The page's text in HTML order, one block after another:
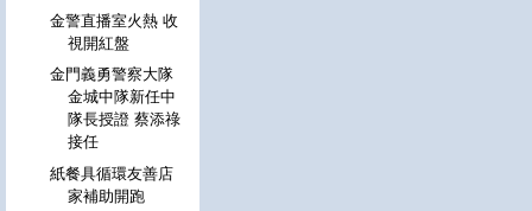
金警直播室火熱 收
視開紅盤
金門義勇警察大隊
金城中隊新任中
隊長授證 蔡添祿
接任
紙餐具循環友善店
家補助開跑